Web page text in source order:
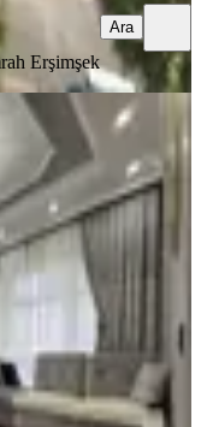
Erşimşek
Ara